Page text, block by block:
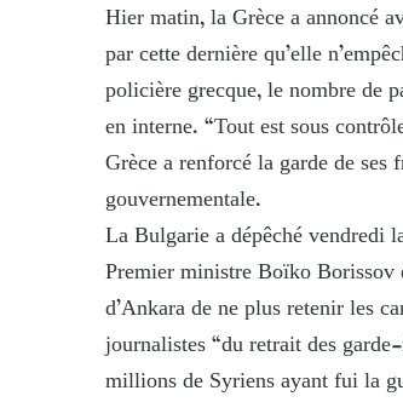
Hier matin, la Grèce a annoncé
par cette dernière qu’elle
policière grecque, le nombre de
en interne. “Tout est sous
Grèce a renforcé la garde de
gouvernementale.
La Bulgarie a dépêché vendredi
Premier ministre Boïko Borissov
d’Ankara de ne plus retenir les
journalistes “du retrait des
millions de Syriens ayant fui la